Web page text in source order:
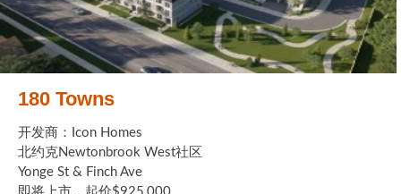
180 Towns
开发商：Icon Homes
北约克Newtonbrook West社区
Yonge St & Finch Ave